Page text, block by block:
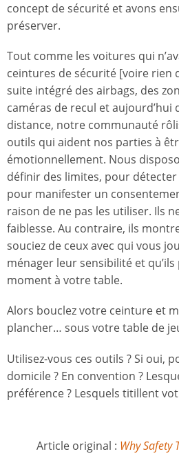
concept de sécurité et avons
préserver.
Tout comme les voitures qui
ceintures de sécurité [voire rien
suite intégré des airbags, des
caméras de recul et aujourd’hui
distance, notre communauté
outils qui aident nos parties à
émotionnellement. Nous
définir des limites, pour
pour manifester un
raison de ne pas les utiliser. Ils
faiblesse. Au contraire, ils
souciez de ceux avec qui vous
ménager leur sensibilité et
moment à votre table.
Alors bouclez votre ceinture et
plancher… sous votre table de
Utilisez-vous ces outils ? Si oui,
domicile ? En convention ?
préférence ? Lesquels titillent
Article original : Why Safety